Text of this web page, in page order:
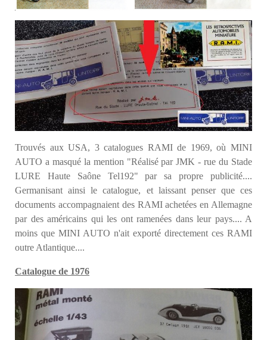
Trouvés aux USA, 3 catalogues RAMI de 1969, où MINI
AUTO a masqué la mention "Réalisé par JMK - rue du Stade
LURE Haute Saône Tel192" par sa propre publicité....
Germanisant ainsi le catalogue, et laissantpenser que ces
documents accompagnaient des RAMI achetées en Allemagne
par des américains qui les ont ramenées dans leur pays.... A
moins que MINI AUTO n'ait exporté directement ces RAMI
outre Atlantique....
Catalogue de 1976